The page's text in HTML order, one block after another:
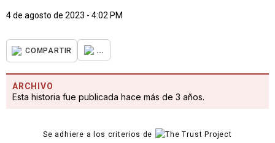
4 de agosto de 2023 - 4:02 PM
COMPARTIR ...
ARCHIVO
Esta historia fue publicada hace más de 3 años.
Se adhiere a los criterios de